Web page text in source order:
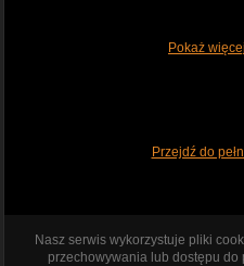
Pokaż
Przejdź do
Nasz serwis wykorzystuje pliki
przechowywania lub dostępu